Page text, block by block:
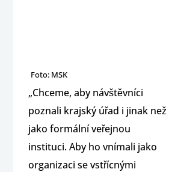
Foto: MSK
„Chceme, aby návštěvníci
poznali krajský úřad i jinak než
jako formální veřejnou
instituci. Aby ho vnímali jako
organizaci se vstřícnými